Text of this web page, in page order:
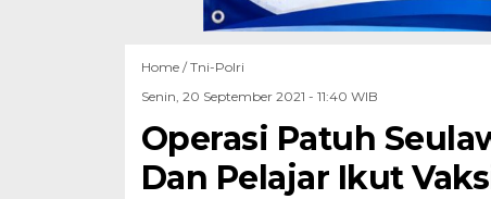
Home /Tni-Polri
Senin, 20 September 2021 - 11:40 WIB
Operasi Patuh
Dan Pelajar Ikut